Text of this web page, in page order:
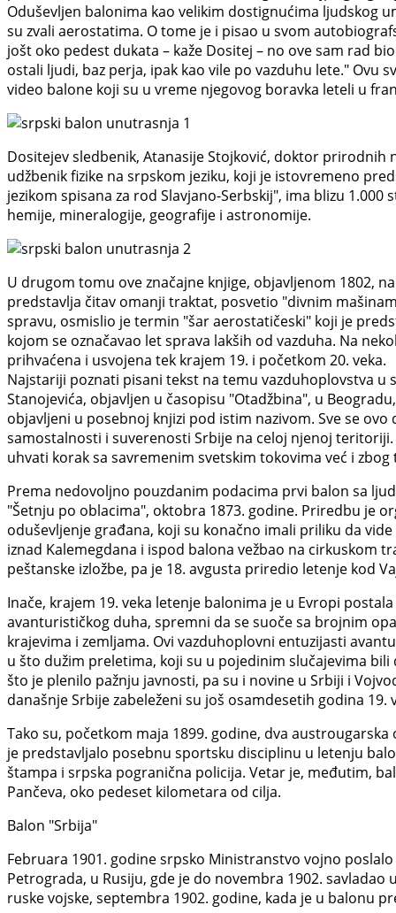
Oduševljen balonima kao velikim dostignućima ljudskog
su zvali aerostatima. O tome je i pisao u svom
jošt oko pedest dukata – kaže Dositej – no ove sam rad
ostali ljudi, baz perja, ipak kao vile po vazduhu lete." Ovu
video balone koji su u vreme njegovog boravka leteli u
Dositejev sledbenik, Atanasije Stojković, doktor prirodnih
udžbenik fizike na srpskom jeziku, koji je istovremeno
jezikom spisana za rod Slavjano-Serbskij", ima blizu
hemije, mineralogije, geografije i astronomije.
U drugom tomu ove značajne knjige, objavljenom 1802,
predstavlja čitav omanji traktat, posvetio "divnim
spravu, osmislio je termin "šar aerostatičeski" koji je
kojom se označavao let sprava lakših od vazduha. Na
prihvaćena i usvojena tek krajem 19. i početkom 20. veka.
Najstariji poznati pisani tekst na temu vazduhoplovstva
Stanojevića, objavljen u časopisu "Otadžbina", u
objavljeni u posebnoj knjizi pod istim nazivom. Sve se
samostalnosti i suverenosti Srbije na celoj njenoj
uhvati korak sa savremenim svetskim tokovima već i
Prema nedovoljno pouzdanim podacima prvi balon sa
"Šetnju po oblacima", oktobra 1873. godine. Priredbu je
oduševljenje građana, koji su konačno imali priliku da
iznad Kalemegdana i ispod balona vežbao na cirkuskom
peštanske izložbe, pa je 18. avgusta priredio letenje kod
Inače, krajem 19. veka letenje balonima je u Evropi
avanturističkog duha, spremni da se suoče sa brojnim
krajevima i zemljama. Ovi vazduhoplovni entuzijasti
u što dužim preletima, koji su u pojedinim slučajevima
što je plenilo pažnju javnosti, pa su i novine u Srbiji i
današnje Srbije zabeleženi su još osamdesetih godina
Tako su, početkom maja 1899. godine, dva
je predstavljalo posebnu sportsku disciplinu u letenju
štampa i srpska pogranična policija. Vetar je, međutim,
Pančeva, oko pedeset kilometara od cilja.
Balon "Srbija"
Februara 1901. godine srpsko Ministranstvo vojno
Petrograda, u Rusiju, gde je do novembra 1902.
ruske vojske, septembra 1902. godine, kada je u balonu